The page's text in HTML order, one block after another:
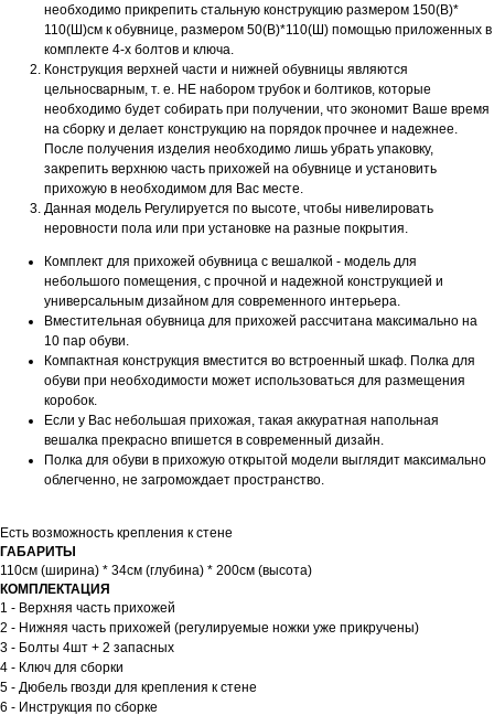
необходимо прикрепить стальную конструкцию размером 150(В)*
110(Ш)см к обувнице, размером 50(В)*110(Ш) помощью приложенных в
комплекте 4-х болтов и ключа.
Конструкция верхней части и нижней обувницы являются
цельносварным, т. е. НЕ набором трубок и болтиков, которые
необходимо будет собирать при получении, что экономит Ваше время
на сборку и делает конструкцию на порядок прочнее и надежнее.
После получения изделия необходимо лишь убрать упаковку,
закрепить верхнюю часть прихожей на обувнице и установить
прихожую в необходимом для Вас месте.
Данная модель Регулируется по высоте, чтобы нивелировать
неровности пола или при установке на разные покрытия.
Комплект для прихожей обувница с вешалкой - модель для
небольшого помещения, с прочной и надежной конструкцией и
универсальным дизайном для современного интерьера.
Вместительная обувница для прихожей рассчитана максимально на
10 пар обуви.
Компактная конструкция вместится во встроенный шкаф. Полка для
обуви при необходимости может использоваться для размещения
коробок.
Если у Вас небольшая прихожая, такая аккуратная напольная
вешалка прекрасно впишется в современный дизайн.
Полка для обуви в прихожую открытой модели выглядит максимально
облегченно, не загромождает пространство.
Есть возможность крепления к стене
ГАБАРИТЫ
110см (ширина) * 34см (глубина) * 200см (высота)
КОМПЛЕКТАЦИЯ
1 - Верхняя часть прихожей
2 - Нижняя часть прихожей (регулируемые ножки уже прикручены)
3 - Болты 4шт + 2 запасных
4 - Ключ для сборки
5 - Дюбель гвозди для крепления к стене
6 - Инструкция по сборке